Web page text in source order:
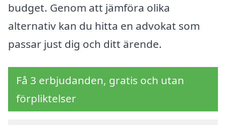
budget. Genom att jämföra olika
alternativ kan du hitta en advokat som
passar just dig och ditt ärende.
Få 3 erbjudanden, gratis och utan
förpliktelser